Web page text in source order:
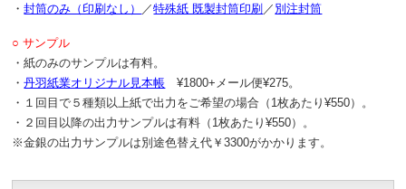
・封筒のみ（印刷なし） ／特殊紙 既製封筒印刷 ／ 別注封筒
○ サンプル
・紙のみのサンプルは有料。
・丹羽紙業オリジナル見本帳 ¥1800+メール便¥275。
・１回目で５種類以上紙で出力をご希望の場合（1枚あたり¥550）。
・２回目以降の出力サンプルは有料（1枚あたり¥550）。
※金銀の出力サンプルは別途色替え代￥3300がかかります。